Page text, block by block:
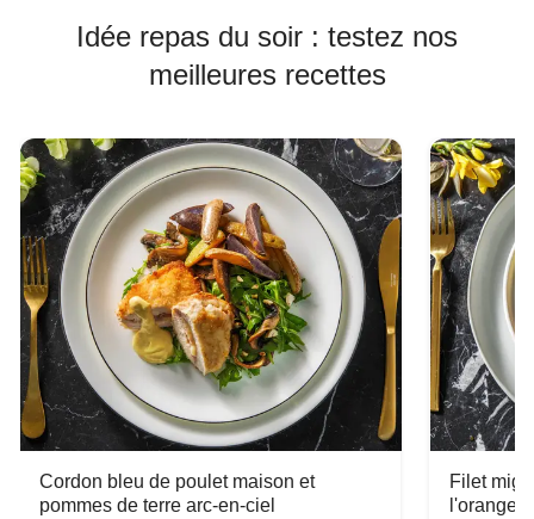
Idée repas du soir : testez nos
meilleures recettes
Cordon bleu de poulet maison et
pommes de terre arc-en-ciel
Filet
l'orange